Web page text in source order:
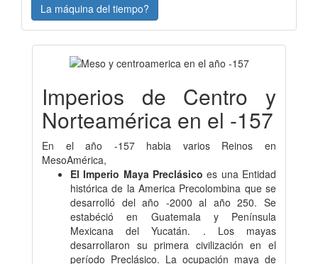
La máquina del tiempo?
Imperios de Centro y
Norteamérica en el -157
En el año -157 habia varios Reinos en
MesoAmérica,
El Imperio Maya Preclásico es una Entidad
histórica de la America Precolombina que se
desarrolló del año -2000 al año 250. Se
estabéció en Guatemala y Península
Mexicana del Yucatán. . Los mayas
desarrollaron su primera civilización en el
período Preclásico.​ La ocupación maya de